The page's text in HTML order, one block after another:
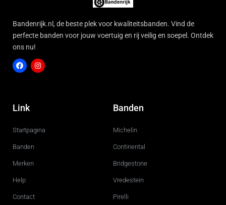
Bandenrijk.nl, de beste plek voor kwaliteitsbanden. Vind de
perfecte banden voor jouw voertuig en rij veilig en soepel. Ontdek
ons nu!
c
e
o
g
r
Link
Startpagina
Banden
Merken
Help
Contact
Banden
Michelin
Continental
Bridgestone
Vredestein
Pirelli